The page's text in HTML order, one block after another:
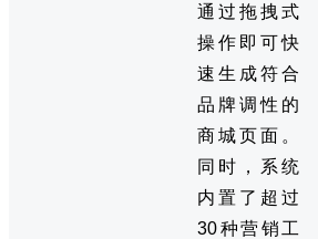
通过拖拽式
操作即可快
速生成符合
品牌调性的
商城页面。
同时，系统
内置了超过
30种营销工